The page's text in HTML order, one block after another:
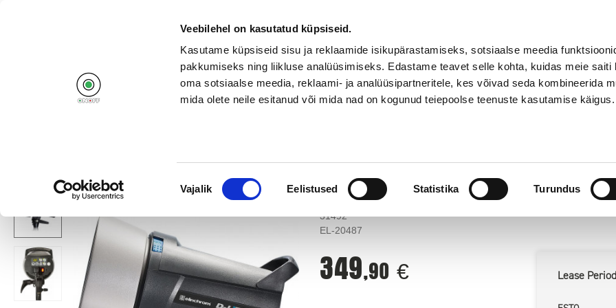
Veebilehel on kasutatud küpsiseid.
Kasutame küpsiseid sisu ja reklaamide isikupärastamiseks, sotsiaalse meedia
pakkumiseks ning liikluse analüüsimiseks. Edastame teavet selle kohta, kuidas meie saiti
oma sotsiaalse meedia, reklaami- ja analüüsipartneritele, kes võivad seda kombineerida
mida olete neile esitanud või mida nad on kogunud teiepoolse teenuste kasutamise käigus.
Nõusoleku
valik
Vajalik Eelistused Statistika Turundus
Elinchrom stuudiovälk D-Lite RX 4 (20487)
31492
EL-20487
349,90 € Lease Period